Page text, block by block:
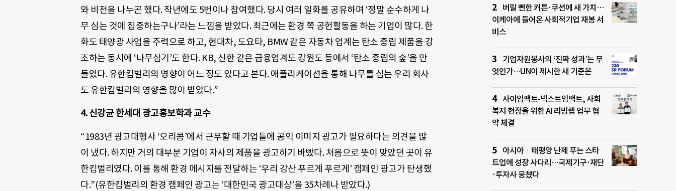
와 비전을 나누곤 했다. 작년에도 5번이나 참여했다. 당시 여러 일화를 공유하며 ‘정말 순수하게 나
무 심는 것에 집중하는구나’라는 느낌을 받았다. 최근에는 환경 쪽 공헌활동을 하는 기업이 많다. 한
화도 태양광 사업을 주력으로 하고, 현대차, 도요타, BMW 같은 자동차 업계는 탄소 중립 제품을 강
조하는 동시에 ‘나무심기’도 한다. KB, 신한 같은 금융업계도 강원도 등에서 ‘탄소 중립의 숲’을 만
들었다. 유한킴벌리의 영향이 어느 정도 있다고 본다. 애플리케이션을 통해 나무를 심는 우리 회사
도 유한킴벌리의 영향을 많이 받았다.”
4. 신강균 한세대 광고홍보학과 교수
“1983년 광고대행사 ‘오리콤’에서 근무할 때 기업들에 공익 이미지 광고가 필요하다는 의견을 많
이 냈다. 하지만 거의 대부분 기업이 자사의 제품을 광고하기 바빴다. 처음으로 뜻이 맞았던 곳이 유
한킴벌리였다. 이를 통해 환경 메시지를 전달하는 ‘우리 강산 푸르게 푸르게’ 캠페인 광고가 탄생했
다.”(유한킴벌리의 환경 캠페인 광고는 ‘대한민국 광고대상’을 35차례나 받았다.)
버릴 뻔한 커튼·쿠션에 새 가치…
이케아에 들어온 사회적기업 재봉 서
비스
기업자원봉사의 ‘진짜 성과’는 무
엇인가…UN이 제시한 새 기준은
사이임팩트-넥스트임팩트, 사회
복지 현장을 위한 AI 리빙랩 업무 협
약 체결
아시아ㆍ태평양 난제 푸는 스타
트업에 성장 사다리…국제기구·재단
·투자사 뭉쳤다